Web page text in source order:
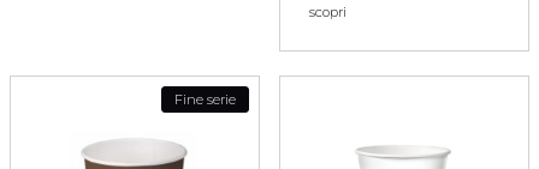
scopri
Fine serie